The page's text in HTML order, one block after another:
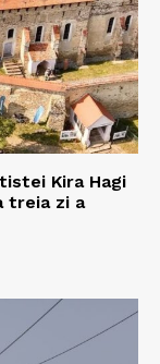
Kira Hagi
treia zi a